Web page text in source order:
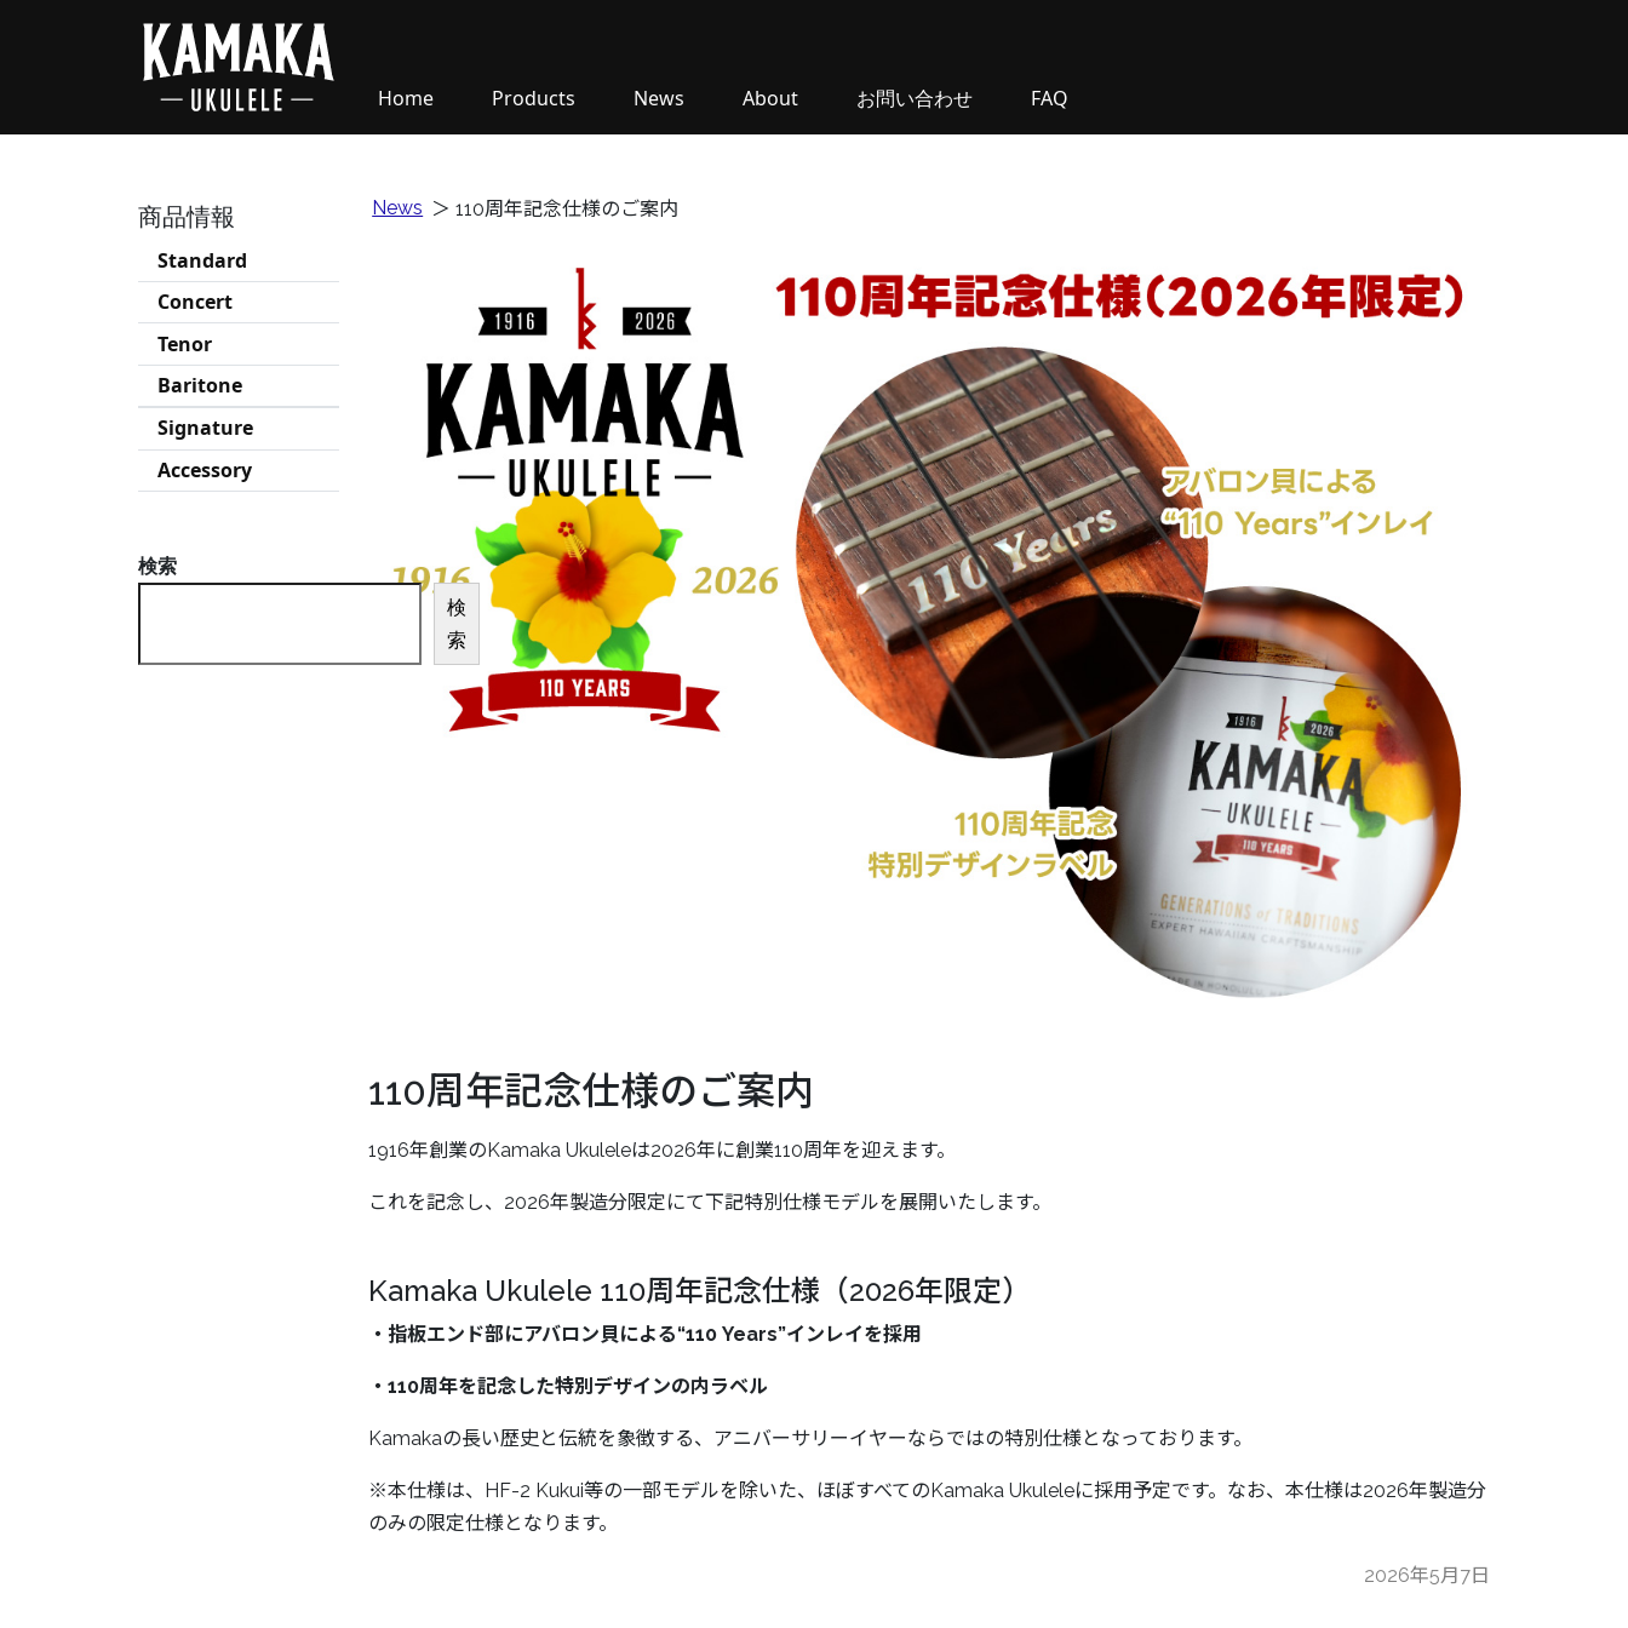
Home Products News About お問い合わせ FAQ
News ＞110周年記念仕様のご案内
110周年記念仕様のご案内
1916年創業のKamaka Ukuleleは2026年に創業110周年を迎えます。
これを記念し、2026年製造分限定にて下記特別仕様モデルを展開いたします。
Kamaka Ukulele 110周年記念仕様（2026年限定）
・指板エンド部にアバロン貝による“110 Years”インレイを採用
・110周年を記念した特別デザインの内ラベル
Kamakaの長い歴史と伝統を象徴する、アニバーサリーイヤーならではの特別仕様となっております。
※本仕様は、HF-2 Kukui等の一部モデルを除いた、ほぼすべてのKamaka Ukuleleに採用予定です。なお、本仕様は2026年製造分
のみの限定仕様となります。
2026年5月7日
商品情報
Standard
Concert
Tenor
Baritone
Signature
Accessory
検索
検
索